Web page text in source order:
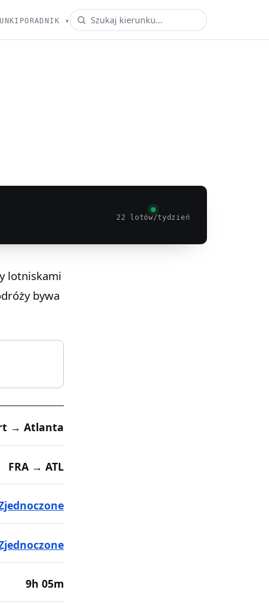
PORADNIK ▾
22 lotów/tydzień
lotniskami
bywa
→ Atlanta
FRA → ATL
9h 05m